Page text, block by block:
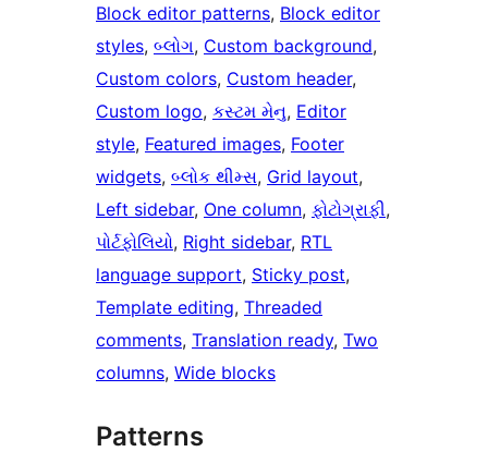
Block editor patterns, Block editor
styles, બ્લોગ, Custom background
Custom colors, Custom header
Custom logo, કસ્ટમ મેનુ, Editor
style, Featured images, Footer
widgets, બ્લોક થીમ્સ, Grid layout
Left sidebar, One column, ફોટોગ્રાફી
પોર્ટફોલિયો, Right sidebar, RTL
language support, Sticky post
Template editing, Threaded
comments, Translation ready, Two
columns, Wide blocks
Patterns